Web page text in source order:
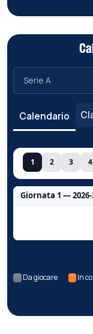
Calendario
1 2 3 4
Giornata 1 — 2026-
Da giocare In